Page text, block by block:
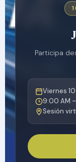
Participa
Viernes
9:00 AM
Sesión